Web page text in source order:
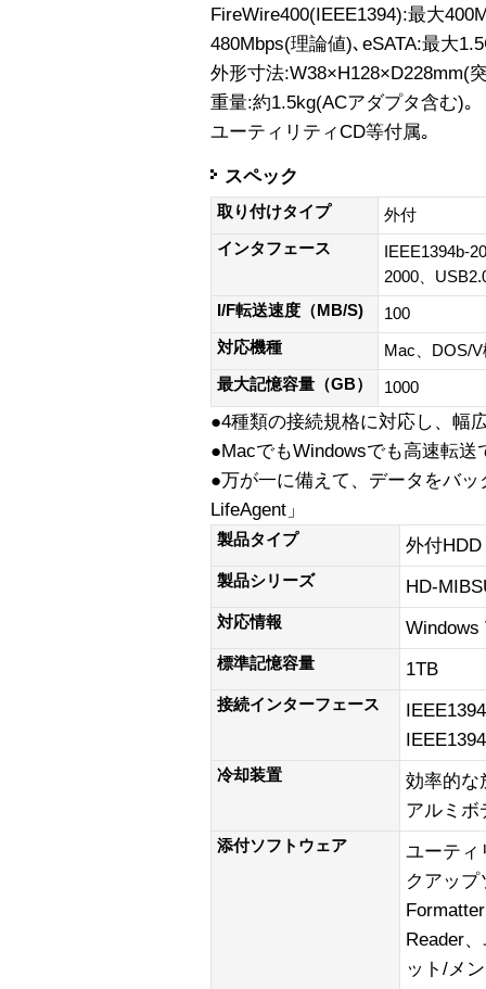
FireWire400(IEEE1394):最大
480Mbps(理論値)､eSATA:最大
外形寸法:W38×H128×D228mm(
重量:約1.5kg(ACアダプタ含む)｡
ユーティリティCD等付属｡
スペック
取り付けタイプ
外付
インタフェース
IEEE1394b-
2000、
I/F転送速度（MB/S)
100
対応機種
Mac、DOS/
最大記憶容量（GB）
1000
●4種類の接続規格に対応し、幅
●MacでもWindowsでも高速転送
●万が一に備えて、データをバ
LifeAgent」
製品タイプ 外付HDD
製品シリーズ HD-
対応情報 Windows
標準記憶容量 1TB
接続インターフェース
冷却装置
効率的な
アルミボ
添付ソフトウェア
ユーティ
クアップ
Reader
ット/メ